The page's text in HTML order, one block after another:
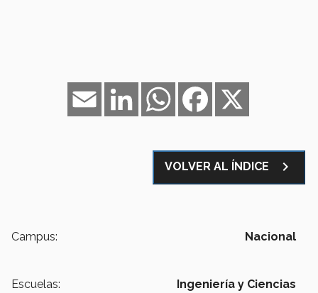
Facebook
WhatsApp
LinkedIn
Email
VOLVER AL ÍNDICE navigate_next
Campus: Nacional
Escuelas: Ingeniería y Ciencias